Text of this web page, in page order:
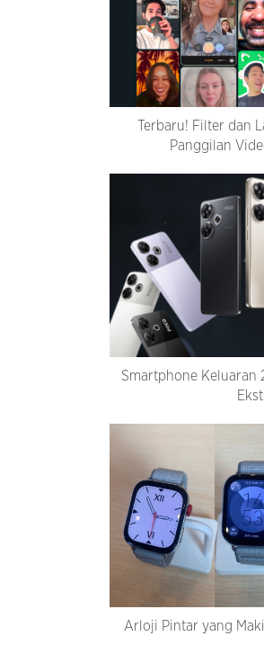
Terbaru! Filter dan
Panggilan
Smartphone Keluaran
Arloji Pintar yang